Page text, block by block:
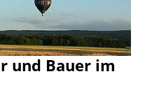
und Bauer im